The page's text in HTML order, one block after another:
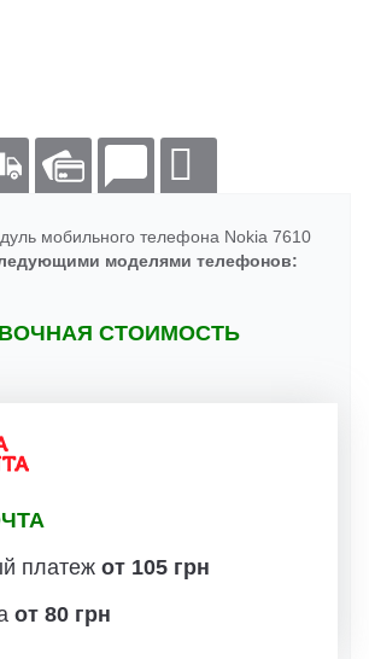
мобильного телефона Nokia 7610
моделями телефонов:
СТОИМОСТЬ
платеж от 105 грн
от 80 грн